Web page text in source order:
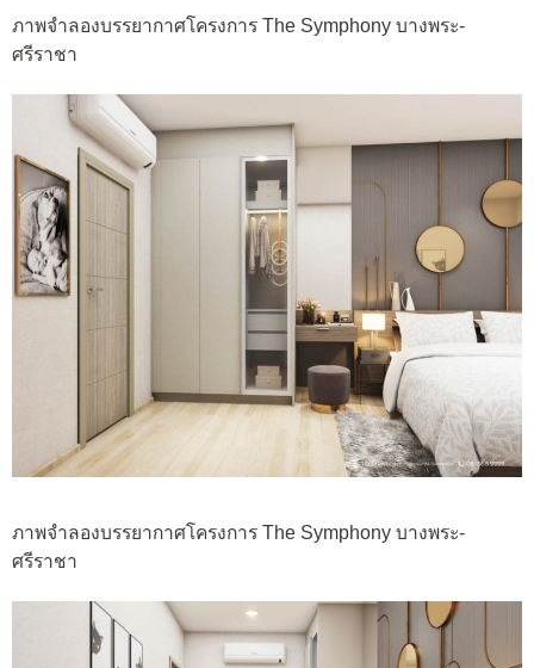
ภาพจำลองบรรยากาศโครงการ The Symphony บางพระ-
ศรีราชา
ภาพจำลองบรรยากาศโครงการ The Symphony บางพระ-
ศรีราชา